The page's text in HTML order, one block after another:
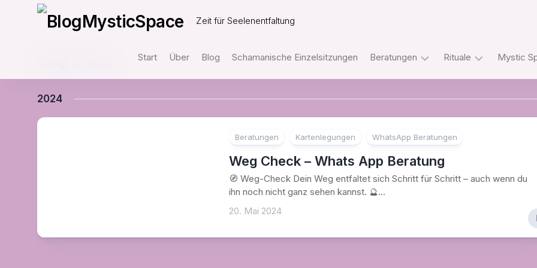
Zeit für Seelenentfaltung
Start Über Blog Schamanische Einzelsitzungen Beratungen
Telefonberatungen
WhatsApp
Beratungen
Rituale
dem
Waite
Ritualpakete
Mystic
2024
Beratungen Kartenlegungen WhatsApp Beratungen
Weg Check – Whats App Beratung
🧭 Weg-Check Dein Weg entfaltet sich Schritt für Schritt – auch wenn du
ihn noch nicht ganz sehen kannst. 🔮...
20. Mai 2024